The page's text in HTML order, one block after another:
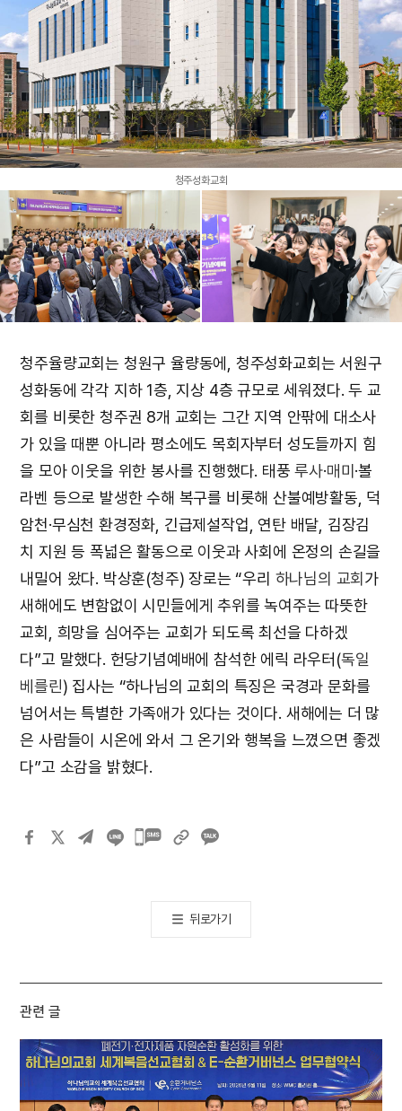
청주성화교회
청주율량교회는 청원구 율량동에, 청주성화교회는 서원구
성화동에 각각 지하 1층, 지상 4층 규모로 세워졌다. 두 교
회를 비롯한 청주권 8개 교회는 그간 지역 안팎에 대소사
가 있을 때뿐 아니라 평소에도 목회자부터 성도들까지 힘
을 모아 이웃을 위한 봉사를 진행했다. 태풍루사·매미 ·볼
라벤 등으로 발생한 수해 복구를 비롯해 산불예방활동, 덕
암천·무심천 환경정화, 긴급제설작업, 연탄 배달, 김장김
치 지원 등 폭넓은 활동으로 이웃과 사회에 온정의 손길을
내밀어 왔다. 박상훈(청주) 장로는 “우리 하나님의 교회 가
새해에도 변함없이 시민들에게 추위를 녹여주는 따뜻한
교회, 희망을 심어주는 교회가 되도록 최선을 다하겠
다”고 말했다. 헌당기념예배에 참석한 에릭 라우터(독일
베를린) 집사는 “하나님의 교회의 특징은 국경과 문화를
넘어서는 특별한 가족애가 있다는 것이다. 새해에는 더 많
은 사람들이 시온에 와서 그 온기와 행복을 느꼈으면 좋겠
다”고 소감을 밝혔다.
카카오톡
뒤로가기
관련 글